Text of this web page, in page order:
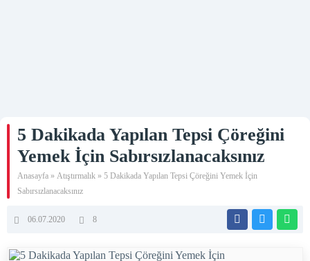
5 Dakikada Yapılan Tepsi Çöreğini
Yemek İçin Sabırsızlanacaksınız
Anasayfa » Atıştırmalık » 5 Dakikada Yapılan Tepsi Çöreğini Yemek İçin
Sabırsızlanacaksınız
06.07.2020 8